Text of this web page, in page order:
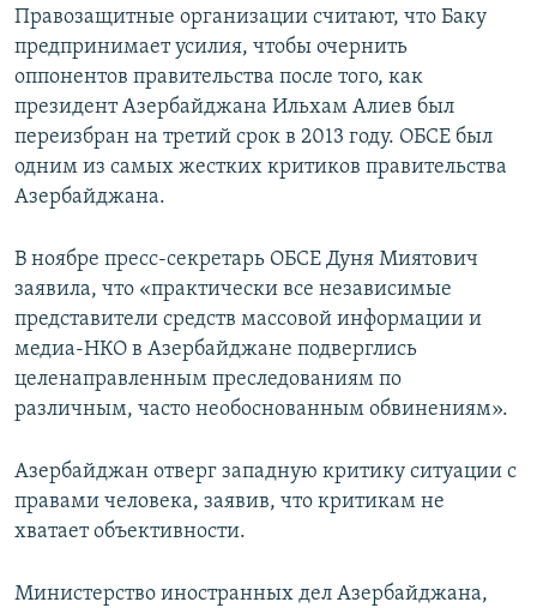
Правозащитные организации считают, что Баку
предпринимает усилия, чтобы очернить
оппонентов правительства после того, как
президент Азербайджана Ильхам Алиев был
переизбран на третий срок в 2013 году. ОБСЕ был
одним из самых жестких критиков правительства
Азербайджана.
В ноябре пресс-секретарь ОБСЕ Дуня Миятович
заявила, что «практически все независимые
представители средств массовой информации и
медиа-НКО в Азербайджане подверглись
целенаправленным преследованиям по
различным, часто необоснованным обвинениям».
Азербайджан отверг западную критику ситуации с
правами человека, заявив, что критикам не
хватает объективности.
Министерство иностранных дел Азербайджана,